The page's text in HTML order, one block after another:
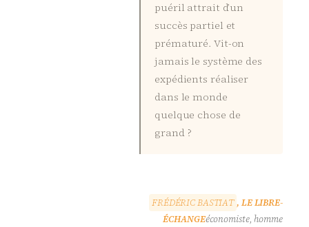
puéril attrait d’un
succès partiel et
prématuré. Vit-on
jamais le système des
expédients réaliser
dans le monde
quelque chose de
grand ?
FRÉDÉRICBASTIAT , LE LIBRE-
ÉCHANGEéconomiste, homme